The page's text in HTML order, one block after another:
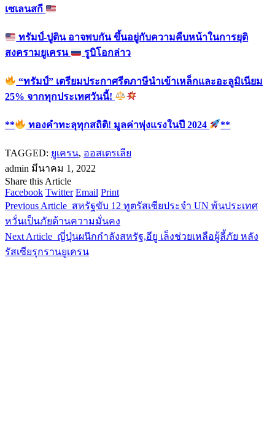
เซเลนสกี
ทรัมป์-ปูติน อาจพบกัน ขึ้นอยู่กับความคืบหน้าในการยุติ
สงครามยูเครน
รูบิโอกล่าว
“ทรัมป์” เตรียมประกาศรีดภาษีนำเข้าเหล็กและอะลูมิเนียม
25% จากทุกประเทศวันนี้!
** ทองคำทะลุทุกสถิติ! มูลค่าพุ่งแรงในปี 2024 **
TAGGED: ยูเครน, ออสเตรเลีย
admin มีนาคม 1, 2022
Share this Article
Facebook Twitter Email Print
Previous Article สหรัฐขับ 12 ทูตรัสเซียประจำ UN พ้นประเทศ
หวั่นเป็นภัยด้านความมั่นคง
Next Article ญี่ปุ่นผนึกกำลังสหรัฐ,อียู เล็งช่วยเหลือผู้ลี้ภัย หลัง
รัสเซียรุกรานยูเครน